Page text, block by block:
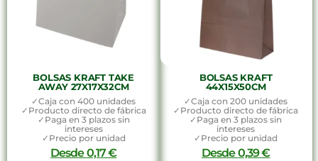
BOLSAS KRAFT TAKE
AWAY 27X17X32CM
✓Caja con 400 unidades
✓Producto directo de fábrica
✓Paga en 3 plazos sin
intereses
✓Precio por unidad
Desde0,17€
BOLSAS KRAFT
44X15X50CM
✓Caja con 200 unidades
✓Producto directo de fábrica
✓Paga en 3 plazos sin
intereses
✓Precio por unidad
Desde0,39€